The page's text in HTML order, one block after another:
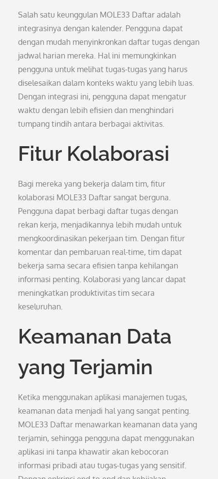
Salah satu keunggulan MOLE33 Daftar adalah
integrasinya dengan kalender. Pengguna dapat
dengan mudah menyinkronkan daftar tugas dengan
jadwal harian mereka. Hal ini memungkinkan
pengguna untuk melihat tugas-tugas yang harus
diselesaikan dalam konteks waktu yang lebih luas.
Dengan integrasi ini, pengguna dapat mengatur
waktu dengan lebih efisien dan menghindari
tumpang tindih antara berbagai aktivitas.
Fitur Kolaborasi
Bagi mereka yang bekerja dalam tim, fitur
kolaborasi MOLE33 Daftar sangat berguna.
Pengguna dapat berbagi daftar tugas dengan
rekan kerja, menjadikannya lebih mudah untuk
mengkoordinasikan pekerjaan tim. Dengan fitur
komentar dan pembaruan real-time, tim dapat
bekerja sama secara efisien tanpa kehilangan
informasi penting. Kolaborasi yang lancar dapat
meningkatkan produktivitas tim secara
keseluruhan.
Keamanan Data
yang Terjamin
Ketika menggunakan aplikasi manajemen tugas,
keamanan data menjadi hal yang sangat penting.
MOLE33 Daftar menawarkan keamanan data yang
terjamin, sehingga pengguna dapat menggunakan
aplikasi ini tanpa khawatir akan kebocoran
informasi pribadi atau tugas-tugas yang sensitif.